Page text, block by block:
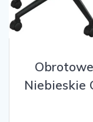
Niebieskie